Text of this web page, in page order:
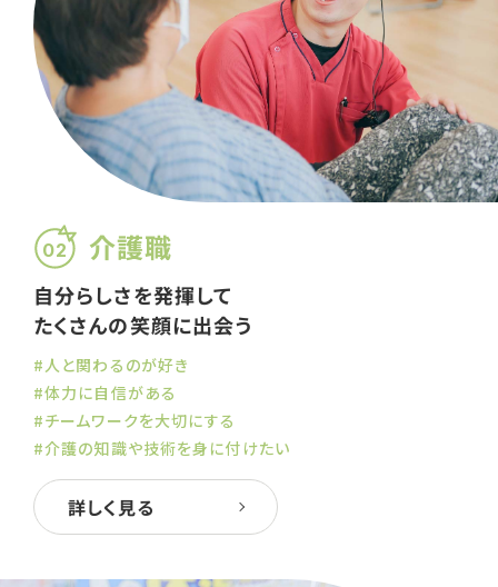
02 介護職
⾃分らしさを発揮して
たくさんの笑顔に出会う
#人と関わるのが好き
#体力に自信がある
#チームワークを大切にする
#介護の知識や技術を身に付けたい
詳しく見る